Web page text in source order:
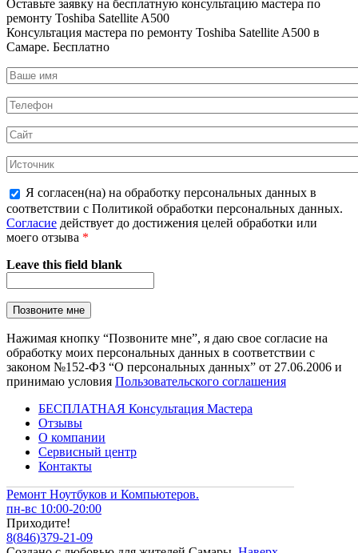
Оставьте заявку на бесплатную консультацию мастера по
ремонту Toshiba Satellite A500
Консультация мастера по ремонту Toshiba Satellite A500 в
Самаре. Бесплатно
Я согласен(на) на обработку персональных данных в
соответствии с Политикой обработки персональных данных.
Согласие действует до достижения целей обработки или
моего отзыва *
Leave this field blank
Нажимая кнопку “Позвоните мне”, я даю свое согласие на
обработку моих персональных данных в соответствии с
законом №152-ФЗ “О персональных данных” от 27.06.2006 и
принимаю условия Пользовательского соглашения
БЕСПЛАТНАЯ Консультация Мастера
Отзывы
О компании
Сервисный центр
Контакты
Ремонт Ноутбуков и Компьютеров.
пн-вс 10:00-20:00
Приходите!
8(846)379-21-09